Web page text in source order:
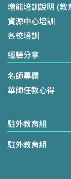
增能培訓說明 (教
資源中心培訓
各校培訓
經驗分享
名師專欄
華師任教心得
駐外教育組
駐外教育組